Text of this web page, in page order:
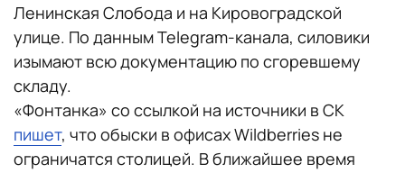
Ленинская Слобода и на Кировоградской
улице. По данным Telegram-канала, силовики
изымают всю документацию по сгоревшему
складу.
«Фонтанка» со ссылкой на источники в СК
пишет, что обыски в офисах Wildberries не
ограничатся столицей. В ближайшее время